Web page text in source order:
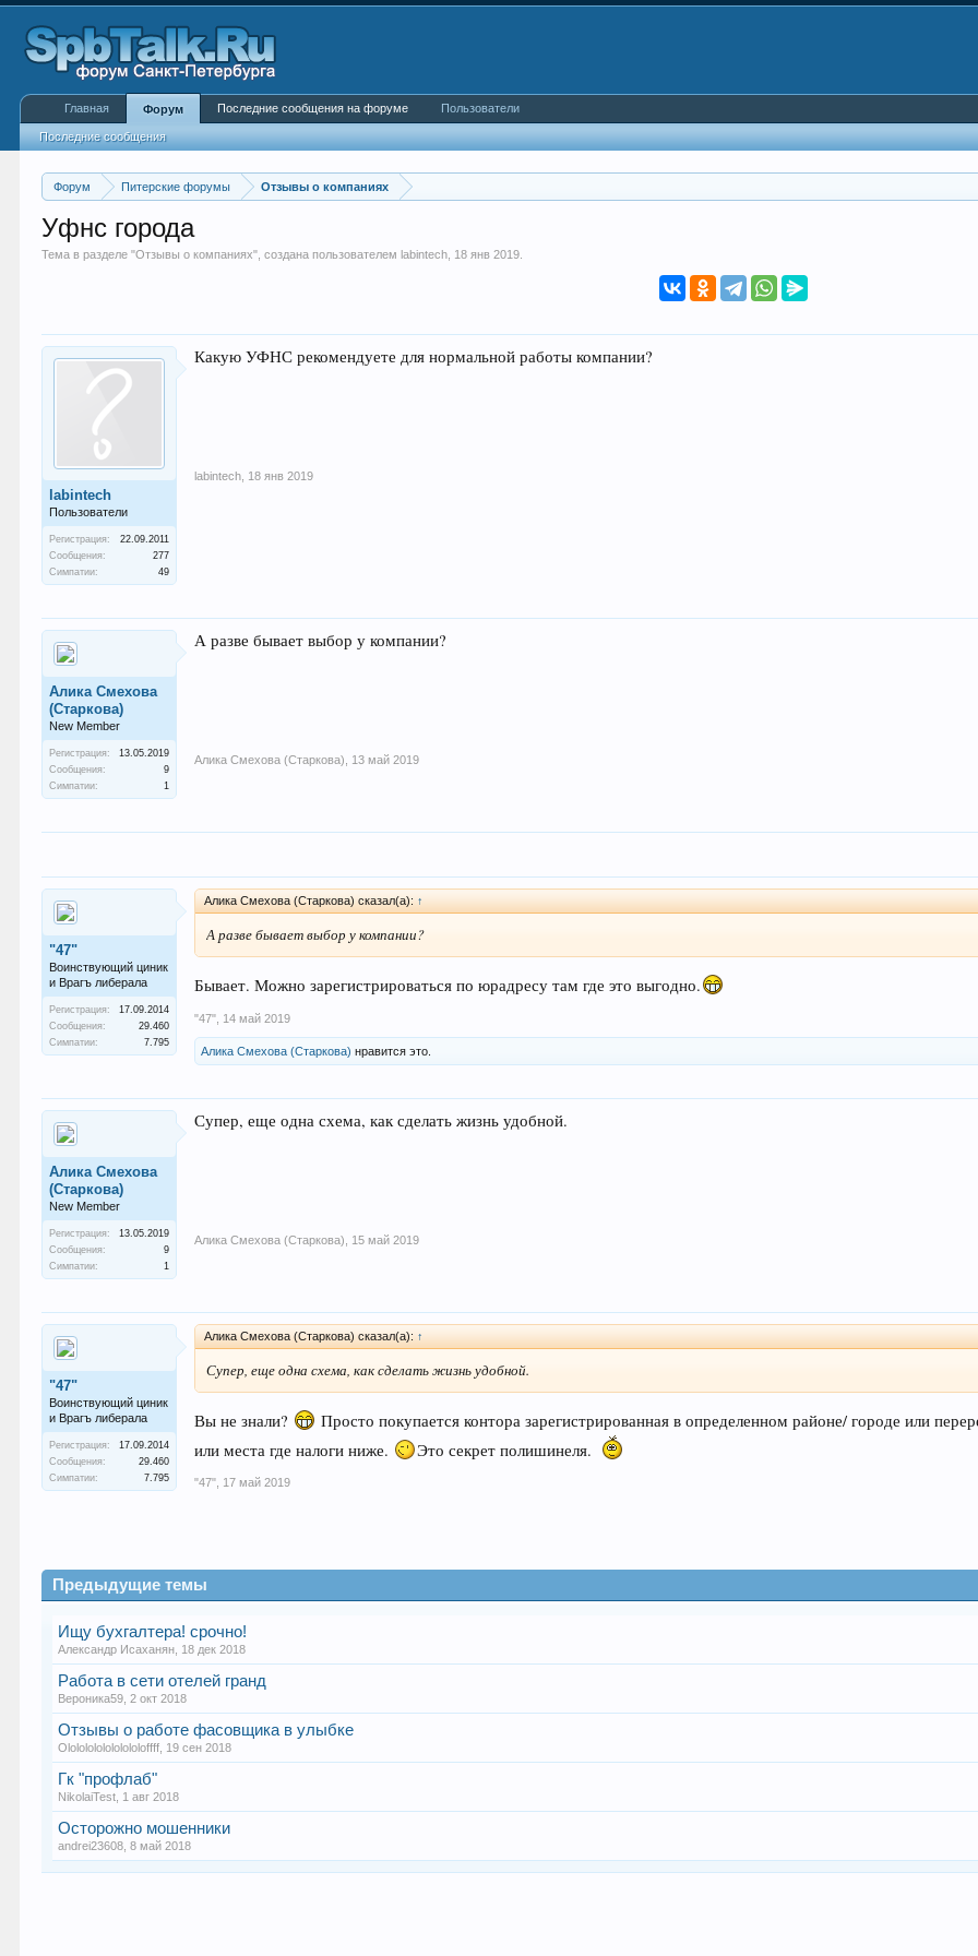
Форум Питерские форумы Отзывы о компаниях
Уфнс города
Тема в разделе "Отзывы о компаниях", создана пользователемlabintech 18 янв 2019
labintech
Пользователи
Регистрация:
22.09.2011
Сообщения:
277
Симпатии:
49
Какую УФНС рекомендуете для нормальной работы компании?
labintech 18 янв 2019
Алика Смехова
(Старкова)
New Member
Регистрация:
13.05.2019
Сообщения:
9
Симпатии:
1
А разве бывает выбор у компании?
Алика Смехова (Старкова) 13 май 2019
"47"
Воинствующий циник
и Врагъ либерала
Регистрация:
17.09.2014
Сообщения:
29.460
Симпатии:
7.795
Алика Смехова (Старкова) сказал(а): ↑
А разве бывает выбор у компании?
Бывает. Можно зарегистрироваться по юрадресу там где это выгодно.
"47" 14 май 2019
Алика Смехова (Старкова) нравится это.
Алика Смехова
(Старкова)
New Member
Регистрация:
13.05.2019
Сообщения:
9
Симпатии:
1
Супер, еще одна схема, как сделать жизнь удобной.
Алика Смехова (Старкова) 15 май 2019
"47"
Воинствующий циник
и Врагъ либерала
Регистрация:
17.09.2014
Сообщения:
29.460
Симпатии:
7.795
Алика Смехова (Старкова) сказал(а): ↑
Супер, еще одна схема, как сделать жизнь удобной.
Вы не знали?
Просто покупается контора зарегистрированная в определенном районе/ городе или
или места где налоги ниже.
Это секрет полишинеля.
"47" 17 май 2019
Предыдущие темы
Ищу бухгалтера! срочно!
Александр Исаханян 18 дек 2018
Работа в сети отелей гранд
Вероника59 ,2 окт 2018
Отзывы о работе фасовщика в улыбке
Olololololololololoffff 19 сен 2018
Гк "профлаб"
NikolaiTest 1 авг 2018
Осторожно мошенники
andrei23608 ,8 май 2018
Главная Форум
Последние сообщения
Последние сообщения на форуме Пользователи